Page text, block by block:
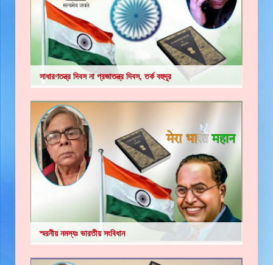
সাধারণতন্ত্র দিবস না প্রজাতন্ত্র দিবস, তর্ক বহুদূর
স্মরনীয় নমস্যঃ ভারতীয় সংবিধান